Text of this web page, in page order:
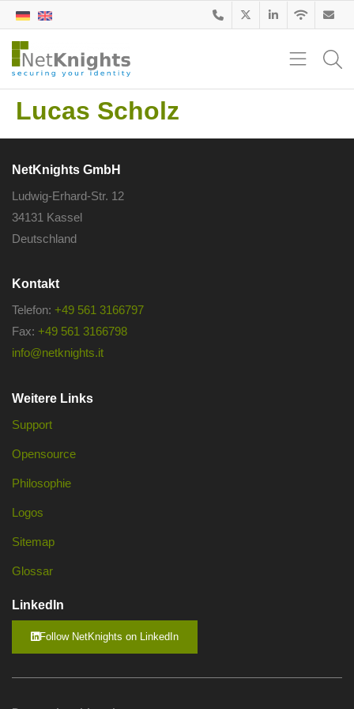
Lucas Scholz
NetKnights GmbH
Ludwig-Erhard-Str. 12
34131 Kassel
Deutschland
Kontakt
Telefon: +49 561 3166797
Fax: +49 561 3166798
info@netknights.it
Weitere Links
Support
Opensource
Philosophie
Logos
Sitemap
Glossar
LinkedIn
Follow NetKnights on LinkedIn